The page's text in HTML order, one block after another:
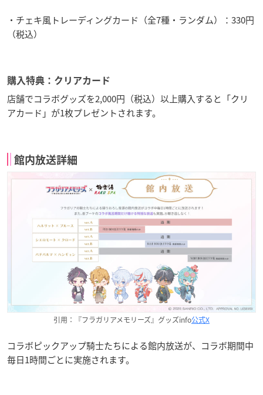
・チェキ風トレーディングカード（全7種・ランダム）：330円
（税込）
購入特典：クリアカード
店舗でコラボグッズを2,000円（税込）以上購入すると「クリ
アカード」が1枚プレゼントされます。
館内放送詳細
引用：『フラガリアメモリーズ』グッズinfo公式X
コラボピックアップ騎士たちによる館内放送が、コラボ期間中
毎日1時間ごとに実施されます。